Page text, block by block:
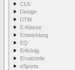
CLS
Design
DTM
E-Klasse
Entwicklung
EQ
Erlkönig
Ersatzteile
eSports